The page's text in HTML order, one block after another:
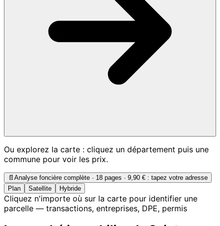
Ou explorez la carte : cliquez un département puis une
commune pour voir les prix.
📄 Analyse foncière complète · 18 pages · 9,90 € : tapez votre adresse
Plan
Satellite Hybride
Cliquez n'importe où sur la carte pour identifier une
parcelle — transactions, entreprises, DPE, permis